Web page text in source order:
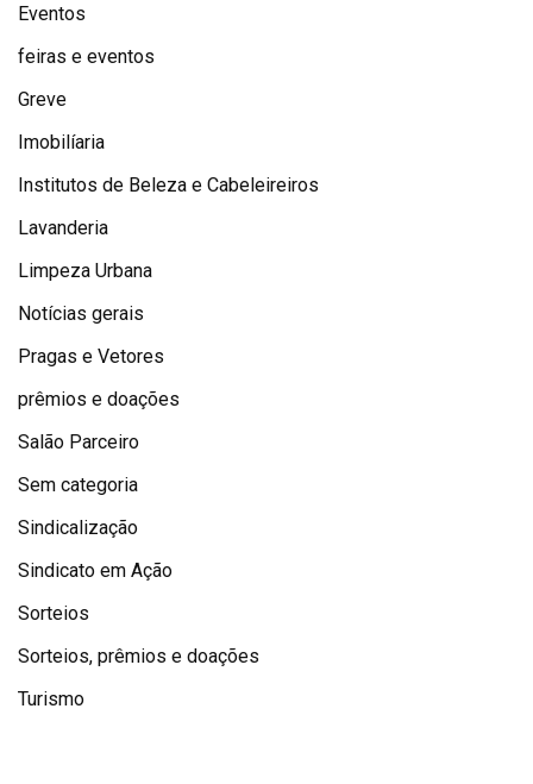
Eventos
feiras e eventos
Greve
Imobilíaria
Institutos de Beleza e Cabeleireiros
Lavanderia
Limpeza Urbana
Notícias gerais
Pragas e Vetores
prêmios e doações
Salão Parceiro
Sem categoria
Sindicalização
Sindicato em Ação
Sorteios
Sorteios, prêmios e doações
Turismo